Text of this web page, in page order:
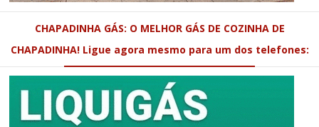
CHAPADINHA GÁS: O MELHOR GÁS DE COZINHA DE
CHAPADINHA! Ligue agora mesmo para um dos telefones: